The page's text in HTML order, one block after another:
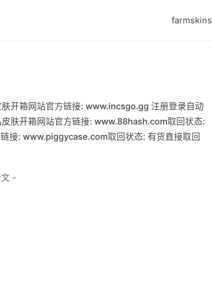
farmskins
开箱网站官方链接: www.incsgo.gg 注册登录自动
肤开箱网站官方链接: www.88hash.com取回状态:
接: www.piggycase.com取回状态: 有货直接取回
-